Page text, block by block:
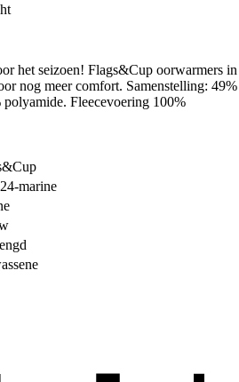
het seizoen! Flags&Cup oorwarmers in
nog meer comfort. Samenstelling: 49%
Fleecevoering 100%
marine